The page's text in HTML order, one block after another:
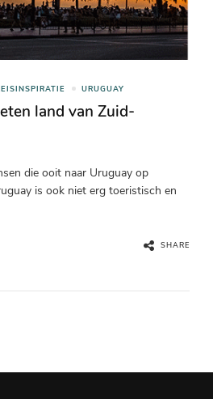
URUGUAY
land van Zuid-
die ooit naar Uruguay op
is ook niet erg toeristisch en
SHARE